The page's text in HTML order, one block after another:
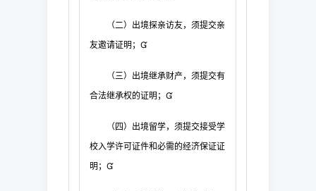
（二）出境探亲访友，须提交亲
友邀请证明；
（三）出境继承财产，须提交有
合法继承权的证明；
（四）出境留学，须提交接受学
校入学许可证件和必需的经济保证证
明；